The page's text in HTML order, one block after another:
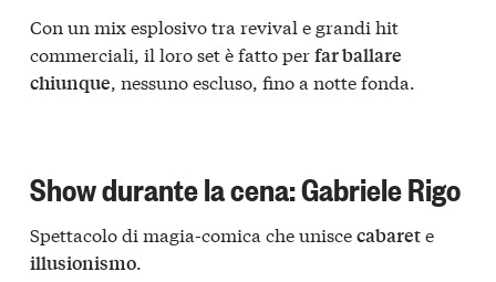
Con un mix esplosivo tra revival e grandi hit
commerciali, il loro set è fatto perfar ballare
chiunque, nessuno escluso, fino a notte fonda.
Show durante la cena: Gabriele Rigo
Spettacolo di magia-comica che uniscecabarete
illusionismo.